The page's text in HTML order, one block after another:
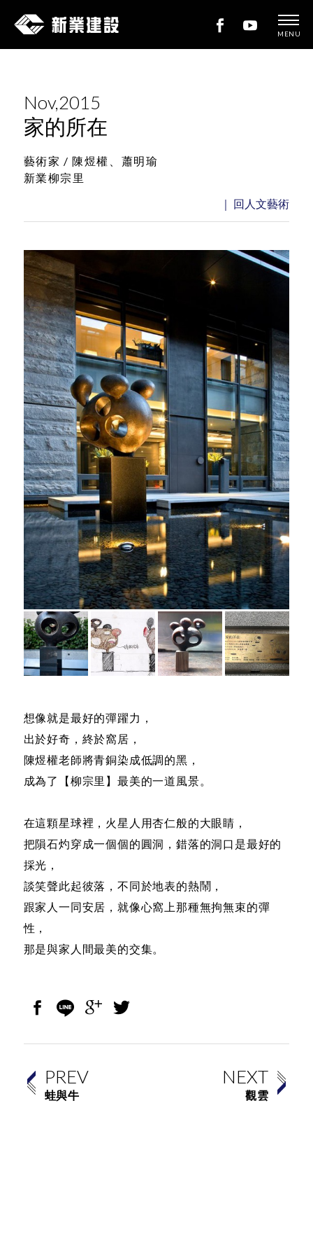
新
建
設
MENU
Nov,2015
家的所在
藝術家 /陳煜權、蕭明瑜
新業柳宗里
｜ 回人文藝術
想像就是最好的彈躍力，
出於好奇，終於窩居，
陳煜權老師將青銅染成低調的黑，
成為了【柳宗里】最美的一道風景。
在這顆星球裡，火星人用杏仁般的大眼睛，
把隕石灼穿成一個個的圓洞，錯落的洞口是最好的
採光，
談笑聲此起彼落，不同於地表的熱鬧，
跟家人一同安居，就像心窩上那種無拘無束的彈
性，
那是與家人間最美的交集。
PREV
蛙與牛
NEXT
觀雲